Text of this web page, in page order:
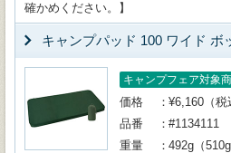
確かめください。】
キャンプパッド 100 ワイド ボ
キャンプフェア対象
価格
¥6,160（税
品番
#1134111
重量
492g（